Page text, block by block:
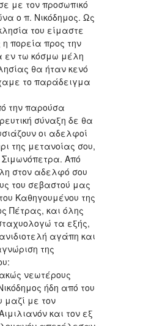
με τον προσωπικό
ο π. Νικόδημος. Ως
του είμαστε
πορεία προς την
εν τω κόσμω μέλη
θα ήταν κενό
το παράδειγμα
την παρούσα
σύναξη δε θα
οι αδελφοί
της μετανοίας σου,
Από
στον αδελφό σου
του σεβαστού μας
Καθηγουμένου της
Πέτρας, και όλης
τα εξής,
αγάπη και
της
νεωτέρους
ήδη από του
με τον
και τον εξ